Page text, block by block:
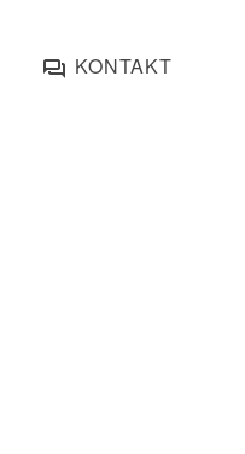
KONTAKT